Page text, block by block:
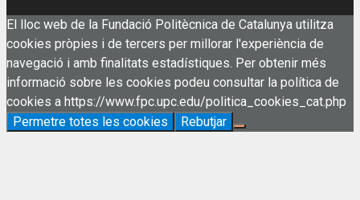
El lloc web de la Fundació Politècnica de Catalunya utilitza
cookies pròpies i de tercers per millorar l'experiència de
navegació i amb finalitats estadístiques. Per obtenir més
informació sobre les cookies podeu consultar la política de
cookies a https://www.fpc.upc.edu/politica_cookies_cat.php
Permetre totes les cookies
Rebutjar